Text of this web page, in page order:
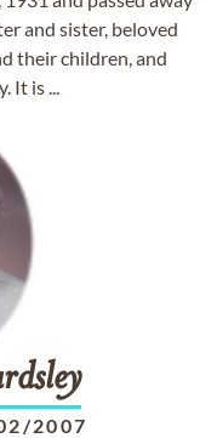
and sister, beloved
their children, and
It is ...
2007